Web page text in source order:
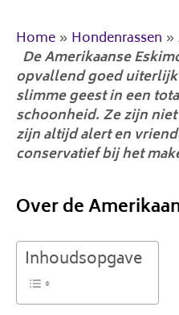
Home » Hondenrassen »
De Amerikaanse
opvallend goed
slimme geest in een
schoonheid. Ze zijn
zijn altijd alert en
conservatief bij het
Over de
Inhoudsopgave